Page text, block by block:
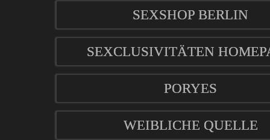
SEXSHOP BERLIN
SEXCLUSIVITÄTEN
PORYES
WEIBLICHE QUELLE